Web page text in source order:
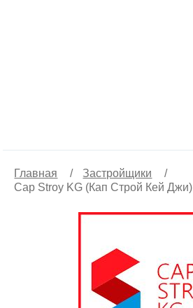
Главная / Застройщики
/
Cap Stroy KG (Кап Строй Кей Джи)